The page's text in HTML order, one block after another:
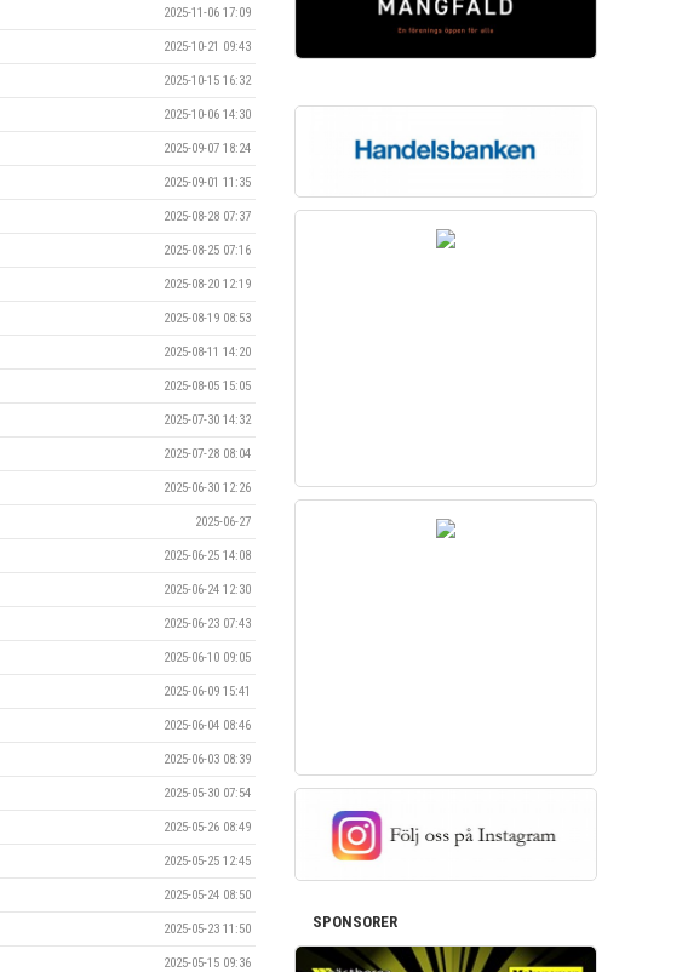
2025-11-06 17:09
2025-10-21 09:43
2025-10-15 16:32
2025-10-06 14:30
2025-09-07 18:24
2025-09-01 11:35
2025-08-28 07:37
2025-08-25 07:16
2025-08-20 12:19
2025-08-19 08:53
2025-08-11 14:20
2025-08-05 15:05
2025-07-30 14:32
2025-07-28 08:04
2025-06-30 12:26
2025-06-27
2025-06-25 14:08
2025-06-24 12:30
2025-06-23 07:43
2025-06-10 09:05
2025-06-09 15:41
2025-06-04 08:46
2025-06-03 08:39
2025-05-30 07:54
2025-05-26 08:49
2025-05-25 12:45
2025-05-24 08:50
2025-05-23 11:50
2025-05-15 09:36
SPONSORER